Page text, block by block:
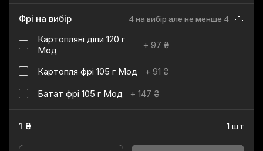
Фрі на вибір 4 на вибір але не менше 4
Картопляні діпи 120 г
Мод
+ 97 ₴
Картопля фрі 105 г Мод + 91 ₴
Батат фрі 105 г Мод
+ 147 ₴
1 ₴ 1 шт